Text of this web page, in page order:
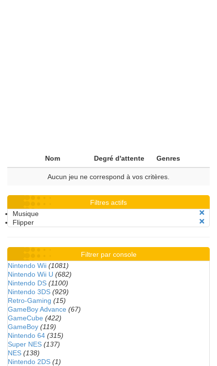
Nom Degré d'attente Genres
Aucun jeu ne correspond à vos critères.
Filtres actifs
Musique
Flipper
Filtrer par console
Nintendo Wii (1081)
Nintendo Wii U (682)
Nintendo DS (1100)
Nintendo 3DS (929)
Retro-Gaming (15)
GameBoy Advance (67)
GameCube (422)
GameBoy (119)
Nintendo 64 (315)
Super NES (137)
NES (138)
Nintendo 2DS (1)